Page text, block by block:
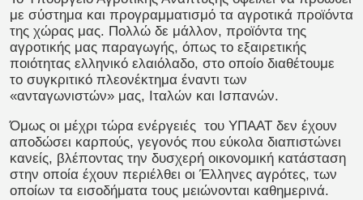
με σύστημα και προγραμματισμό τα αγροτικά προϊόντα
της χώρας μας. Πολλώ δε μάλλον, προϊόντα της
αγροτικής μας παραγωγής, όπως το εξαιρετικής
ποιότητας ελληνικό ελαιόλαδο, στο οποίο διαθέτουμε
το συγκριτικό πλεονέκτημα έναντι των
«ανταγωνιστών» μας, Ιταλών και Ισπανών.
Όμως οι μέχρι τώρα ενέργειές του ΥΠΑΑΤ δεν έχουν
αποδώσει καρπούς, γεγονός που εύκολα διαπιστώνει
κανείς, βλέποντας την δυσχερή οικονομική κατάσταση
στην οποία έχουν περιέλθει οι Έλληνες αγρότες, των
οποίων τα εισοδήματα τους μειώνονται καθημερινά.